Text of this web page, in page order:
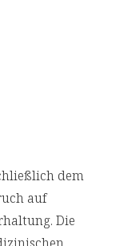
dem
auf
Die